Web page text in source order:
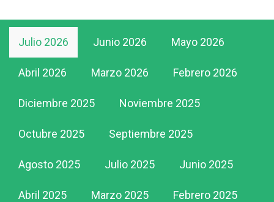
Julio 2026 Junio 2026 Mayo 2026
Abril 2026 Marzo 2026 Febrero 2026
Diciembre 2025 Noviembre 2025
Octubre 2025 Septiembre 2025
Agosto 2025 Julio 2025 Junio 2025
Abril 2025 Marzo 2025 Febrero 2025